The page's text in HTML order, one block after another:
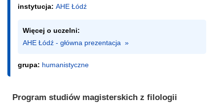
instytucja: AHE Łódź
Więcej o uczelni:
AHE Łódź - główna prezentacja  »
grupa: humanistyczne
Program studiów magisterskich z filologii